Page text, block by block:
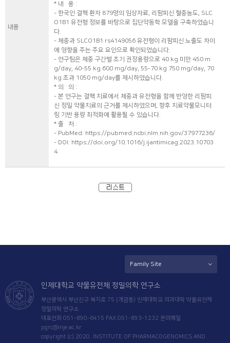
내용
* 내 용 :
- 한국인 결핵 환자 879명의 임상자료, 리팜피신 혈중농도, SLC
O1B1 유전형 정보를 바탕으로 집단약동학 모델을 구축하였습니
다.
- 체중과 SLCO1B1 rs4149056 유전형이 리팜피신 노출도 차이
에 영향을 주는 주요 요인으로 확인되었습니다.
- 연구팀은 체중 구간별 초기 권장용량으로 40 kg 미만 450 m
g/day, 40-55 kg 600 mg/day, 55-70 kg 750 mg/day, 70
kg 초과 1050 mg/day를 제시하였습니다.
* 의 의 :
- 본 연구는 결핵 치료에서 체중과 유전형을 함께 반영한 리팜피
신 정밀 약물치료의 근거를 제시하였으며, 향후 치료약물모니터
링 기반 용량 최적화에 활용될 수 있습니다.
* 출 처 :
- PubMed: https://pubmed.ncbi.nlm.nih.gov/37977236/
- DOI: https://doi.org/10.1016/j.ijantimicag.2023.10703
4
인제대학교 약물유전체 정밀의학 연구소
부산광역시 부산진구 복지로 75 (개금동) 인제대학교 의과대학 약물유전체
정밀의학 연구소
대표전화 051-890-6415 FAX 051-893-1232 문의메일
pgrc@inje.ac.kr
copyright (c) 2020. INSTITUTE OF PHARMACOGENOMICS AND
Family Site